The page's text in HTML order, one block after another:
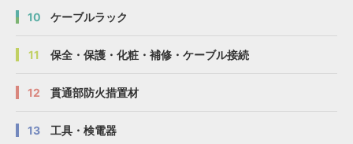
10 ケーブルラック
11 保全・保護・化粧・補修・ケーブル接続
12 貫通部防火措置材
13 工具・検電器